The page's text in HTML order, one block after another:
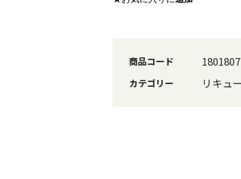
商品コード 1801807
カテゴリー リキュ